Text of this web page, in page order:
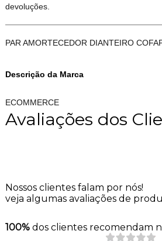
devoluções.
PAR AMORTECEDOR DIANTEIRO
Descrição da Marca
ECOMMERCE
Avaliações dos
Nossos clientes falam por nós!
veja algumas avaliações de
100% dos clientes recomendam